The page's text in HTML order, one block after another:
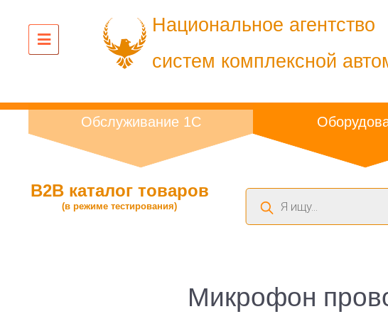
Национальное агентство
систем комплексной
Обслуживание 1С
B2B каталог товаров
(в режиме тестирования)
Поиск
товаров
Микрофон